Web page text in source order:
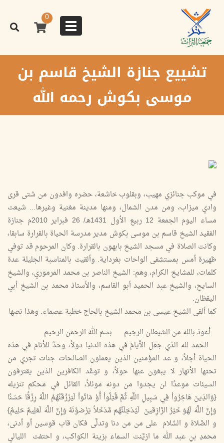
المحتوى
الرئيسي
Toggle
navigation
0
تشييع جنازة الشيخ قاسم بن
موسى بكوش رحمه الله
في موكب جنائزي مهيب، وبقلوب خاشعة، حضره وافدون من شتى قرى
وادي ميزاب، ومن مدن الشمال، ومنها مدينة مغنية وغيرها... شيعت
مساء اليوم الجمعة 12 ربيع الأول 1431هـ/ 26 فبراير 2010م جنازة
الفقيد الشيخ قاسم بن موسى بكوش مدير مدرسة الحياة بالقرارة سابقا،
وكانت الصلاة في مسجد الشيخ بابهون بالقرارة. وكان المرحوم قد توفي
ظهيرة أمس بمستشفى الواحات بغرداية. وألقيت بالمناسبة الجليلة عدة
كلمات، للمشايخ الكرام، وهم: الشيخ الناصر بن محمد المرموري، والشيخ
السايح، والشيخ عبد الحميد أبو القاسم، والأستاذ محمد بن الشيخ أبي
اليقظان.
كما ألقى الشيخ عيسى بن محمد الشيخ بالحاج خطبة عصماء. وهذا نصها
أعوذ بالله من الشيطان الرجيم بسم الله الرحمن الرحيم
الحمد لله الذي جعل الأيامَ في هذه الدنيا دولاً، وحدَّ للأنام في هذه
الحياة أجلاً، و عد المؤمنين الذين يعملون الصالحات جنات تجري من
تحتها الأنهار لا يبغون عنها حولاً، و توعَّد الكافرين الذين يقترفون
السيئات موعدًا لن يجدوا من دونه موئلاً، القائل في محكم تنزيله
{وَالذِينَ هَاجَرُواْ فِي سَبِيلِ اللَّهِ ثُمَّ قُتِلُواْ أَوْ مَاتُواْ لَيَرْزُقَنَّهُمُ اللَّهُ رِزْقًا حَسَنًا
وَإِنَّ اللَّهَ لَهُوَ خَيْرُ الرَّازِقينَ لَيُدْخِلَنَّهُم مَّدْخَلاً يَرْضوْنَهُ وَإِنَّ اللَّهَ لَعَلِيمٌ حَلِيمٌ}
و الصَّلاة و السَّلام على من من دنا وتدلَّى فكان قاب قوسين أو أدنى،
محمدِ بنِ عبد الله ما ازيَّنت السماء بزينة الكواكب، و احتفت الليالي